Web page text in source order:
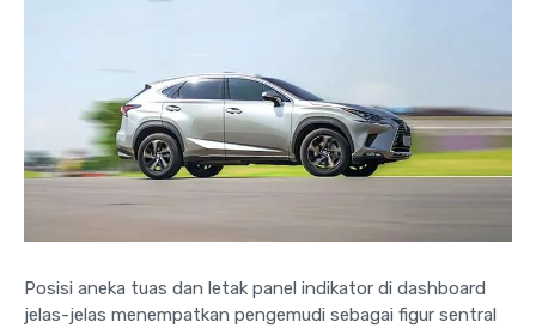
Posisi aneka tuas dan letak panel indikator di dashboard
jelas-jelas menempatkan pengemudi sebagai figur sentral